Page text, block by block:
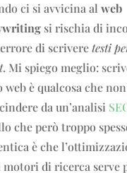
ci si avvicina alweb
si rischia di
di scriveretesti
. Mi spiego meglio:
web è qualcosa che
da un’analisi
che però troppo
è che
motori di ricerca serve